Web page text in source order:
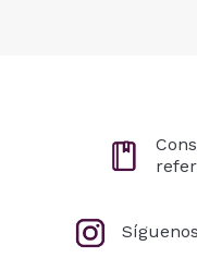
Síguenos